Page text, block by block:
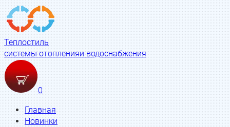
Теплостиль
системы отопленияи водоснабжения
0
Главная
Новинки